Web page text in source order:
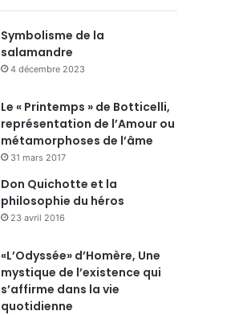
Symbolisme de la
salamandre
4 décembre 2023
Le « Printemps » de Botticelli,
représentation de l’Amour ou
métamorphoses de l’âme
31 mars 2017
Don Quichotte et la
philosophie du héros
23 avril 2016
«L’Odyssée» d’Homère, Une
mystique de l’existence qui
s’affirme dans la vie
quotidienne